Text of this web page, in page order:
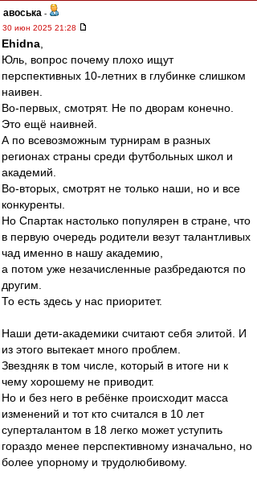
авоська -
30 июн 2025 21:28
Ehidna
Юль, вопрос почему плохо ищут
перспективных 10-летних в глубинке слишком
наивен.
Во-первых, смотрят. Не по дворам конечно.
Это ещё наивней.
А по всевозможным турнирам в разных
регионах страны среди футбольных школ и
академий.
Во-вторых, смотрят не только наши, но и все
конкуренты.
Но Спартак настолько популярен в стране, что
в первую очередь родители везут талантливых
чад именно в нашу академию,
а потом уже незачисленные разбредаются по
другим.
То есть здесь у нас приоритет.
Наши дети-академики считают себя элитой. И
из этого вытекает много проблем.
Звездняк в том числе, который в итоге ни к
чему хорошему не приводит.
Но и без него в ребёнке происходит масса
изменений и тот кто считался в 10 лет
суперталантом в 18 легко может уступить
гораздо менее перспективному изначально, но
более упорному и трудолюбивому.